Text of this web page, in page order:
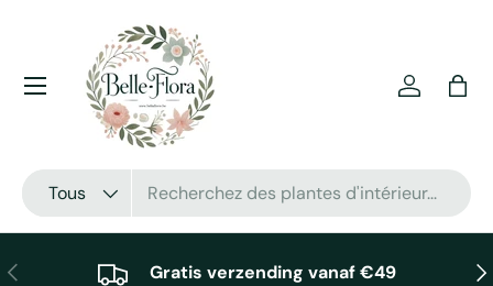
Aller au contenu
Recherche
Type de produit
Tous
Se
Menu
Précédent Gratis verzending vanaf €49